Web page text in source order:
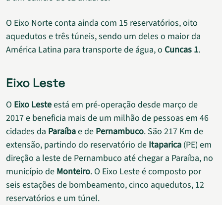
O Eixo Norte conta ainda com 15 reservatórios, oito
aquedutos e três túneis, sendo um deles o maior da
América Latina para transporte de água, o Cuncas 1.
Eixo Leste
O Eixo Lesteestá em pré-operação desde março de
2017 e beneficia mais de um milhão de pessoas em 46
cidades da Paraíbae de Pernambuco. São 217 Km de
extensão, partindo do reservatório de Itaparica (PE) em
direção a leste de Pernambuco até chegar a Paraíba, no
município de Monteiro. O Eixo Leste é composto por
seis estações de bombeamento, cinco aquedutos, 12
reservatórios e um túnel.